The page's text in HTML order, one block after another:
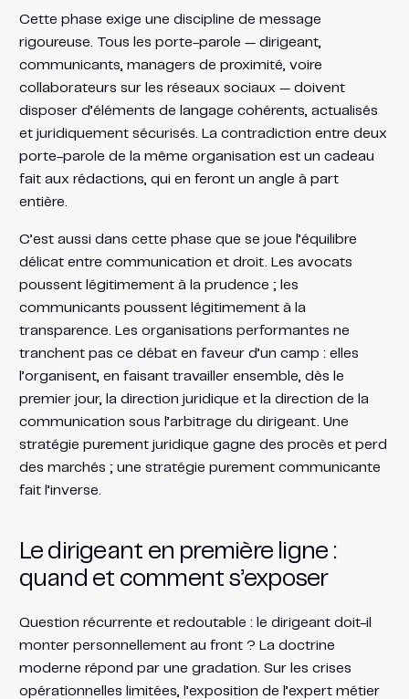
Cette phase exige une discipline de message
rigoureuse. Tous les porte-parole — dirigeant,
communicants, managers de proximité, voire
collaborateurs sur les réseaux sociaux — doivent
disposer d’éléments de langage cohérents, actualisés
et juridiquement sécurisés. La contradiction entre deux
porte-parole de la même organisation est un cadeau
fait aux rédactions, qui en feront un angle à part
entière.
C’est aussi dans cette phase que se joue l’équilibre
délicat entre communication et droit. Les avocats
poussent légitimement à la prudence ; les
communicants poussent légitimement à la
transparence. Les organisations performantes ne
tranchent pas ce débat en faveur d’un camp : elles
l’organisent, en faisant travailler ensemble, dès le
premier jour, la direction juridique et la direction de la
communication sous l’arbitrage du dirigeant. Une
stratégie purement juridique gagne des procès et perd
des marchés ; une stratégie purement communicante
fait l’inverse.
Le dirigeant en première ligne :
quand et comment s’exposer
Question récurrente et redoutable : le dirigeant doit-il
monter personnellement au front ? La doctrine
moderne répond par une gradation. Sur les crises
opérationnelles limitées, l’exposition de l’expert métier